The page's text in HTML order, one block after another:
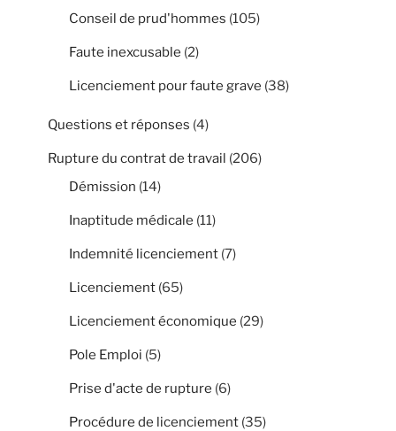
Conseil de prud'hommes (105)
Faute inexcusable (2)
Licenciement pour faute grave (38)
Questions et réponses (4)
Rupture du contrat de travail (206)
Démission (14)
Inaptitude médicale (11)
Indemnité licenciement (7)
Licenciement (65)
Licenciement économique (29)
Pole Emploi (5)
Prise d'acte de rupture (6)
Procédure de licenciement (35)